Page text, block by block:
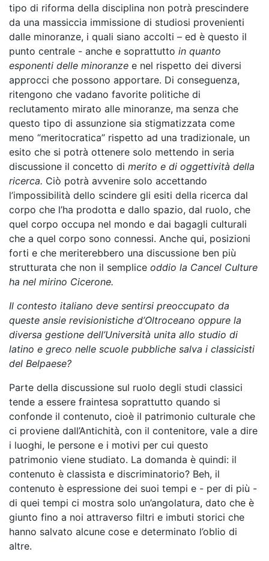
tipo di riforma della disciplina non potrà prescindere
da una massiccia immissione di studiosi provenienti
dalle minoranze, i quali siano accolti – ed è questo il
punto centrale - anche e soprattutto in quanto
esponenti delle minoranze e nel rispetto dei diversi
approcci che possono apportare. Di conseguenza,
ritengono che vadano favorite politiche di
reclutamento mirato alle minoranze, ma senza che
questo tipo di assunzione sia stigmatizzata come
meno “meritocratica” rispetto ad una tradizionale, un
esito che si potrà ottenere solo mettendo in seria
discussione il concetto di merito e di oggettività della
ricerca. Ciò potrà avvenire solo accettando
l’impossibilità dello scindere gli esiti della ricerca dal
corpo che l’ha prodotta e dallo spazio, dal ruolo, che
quel corpo occupa nel mondo e dai bagagli culturali
che a quel corpo sono connessi. Anche qui, posizioni
forti e che meriterebbero una discussione ben più
strutturata che non il semplice oddio la Cancel Culture
ha nel mirino Cicerone.
Il contesto italiano deve sentirsi preoccupato da
queste ansie revisionistiche d’Oltroceano oppure la
diversa gestione dell’Università unita allo studio di
latino e greco nelle scuole pubbliche salva i classicisti
del Belpaese?
Parte della discussione sul ruolo degli studi classici
tende a essere fraintesa soprattutto quando si
confonde il contenuto, cioè il patrimonio culturale che
ci proviene dall’Antichità, con il contenitore, vale a dire
i luoghi, le persone e i motivi per cui questo
patrimonio viene studiato. La domanda è quindi: il
contenuto è classista e discriminatorio? Beh, il
contenuto è espressione dei suoi tempi e - per di più -
di quei tempi ci mostra solo un’angolatura, dato che è
giunto fino a noi attraverso filtri e imbuti storici che
hanno salvato alcune cose e determinato l’oblio di
altre.